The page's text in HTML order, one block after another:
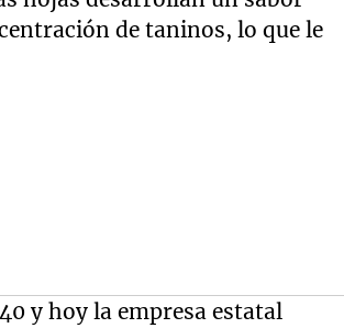
de taninos, lo que le
y hoy la empresa estatal